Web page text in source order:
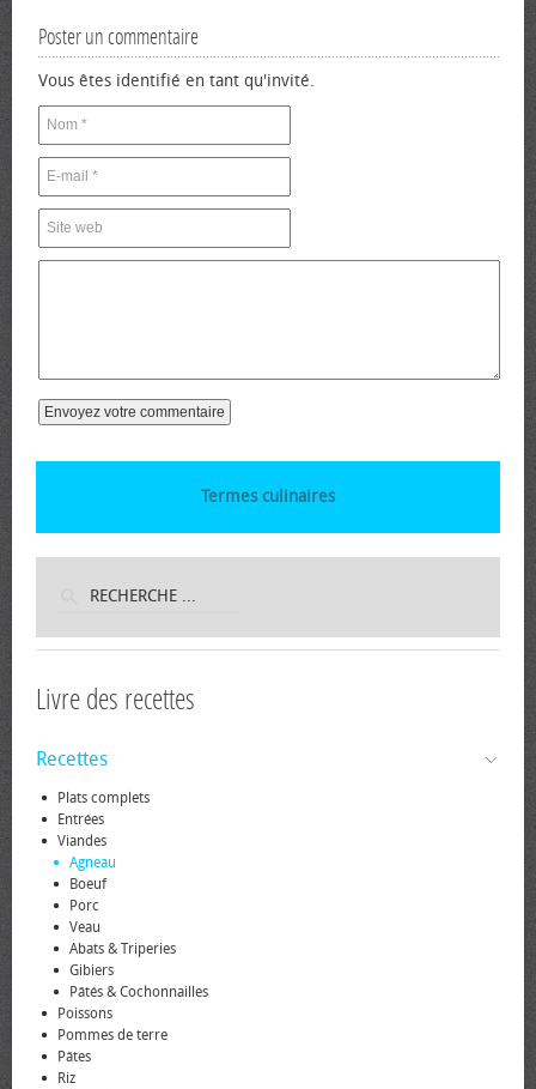
Poster un commentaire
Vous êtes identifié en tant qu'invité.
Termes culinaires
Livre des recettes
Recettes
Plats complets
Entrées
Viandes
Agneau
Boeuf
Porc
Veau
Abats & Triperies
Gibiers
Pâtés & Cochonnailles
Poissons
Pommes de terre
Pâtes
Riz